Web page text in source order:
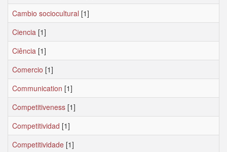
Cambio sociocultural [1]
Ciencia [1]
Ciência [1]
Comercio [1]
Communication [1]
Competitiveness [1]
Competitividad [1]
Competitividade [1]